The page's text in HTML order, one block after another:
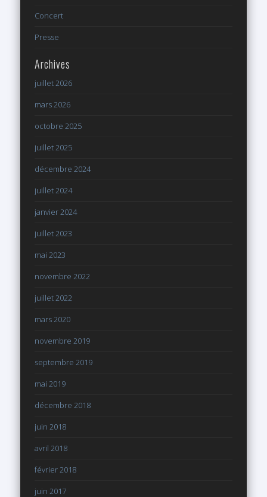
Concert
Presse
Archives
juillet 2026
mars 2026
octobre 2025
juillet 2025
décembre 2024
juillet 2024
janvier 2024
juillet 2023
mai 2023
novembre 2022
juillet 2022
mars 2020
novembre 2019
septembre 2019
mai 2019
décembre 2018
juin 2018
avril 2018
février 2018
juin 2017